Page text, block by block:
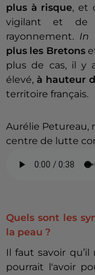
plus à risque, et
vigilant et de
rayonnement. In
plus les Bretons
plus de cas, il y
élevé,à hauteur
territoire français.
Aurélie Petureau,
centre de lutte
Quels sont les
la peau ?
Il faut savoir
pourrait l'avoir